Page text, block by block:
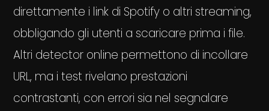
direttamente i link di Spotify o altri streaming,
obbligando gli utenti a scaricare prima i file.
Altri detector online permettono di incollare
URL, ma i test rivelano prestazioni
contrastanti, con errori sia nel segnalare